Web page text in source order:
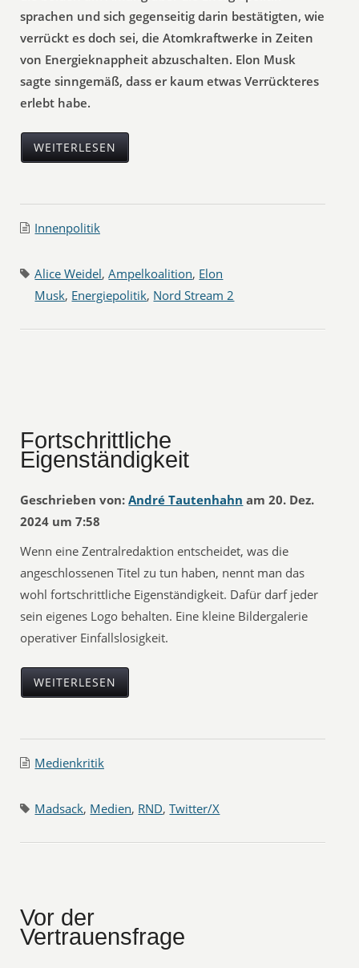
sprachen und sich gegenseitig darin bestätigten, wie
verrückt es doch sei, die Atomkraftwerke in Zeiten
von Energieknappheit abzuschalten. Elon Musk
sagte sinngemäß, dass er kaum etwas Verrückteres
erlebt habe.
WEITERLESEN
Innenpolitik
Alice Weidel,Ampelkoalition, Elon
Musk, Energiepolitik, Nord Stream 2
Fortschrittliche
Eigenständigkeit
Geschrieben von: André Tautenhahn am 20. Dez.
2024 um 7:58
Wenn eine Zentralredaktion entscheidet, was die
angeschlossenen Titel zu tun haben, nennt man das
wohl fortschrittliche Eigenständigkeit. Dafür darf jeder
sein eigenes Logo behalten. Eine kleine Bildergalerie
operativer Einfallslosigkeit.
WEITERLESEN
Medienkritik
Madsack, Medien, RND,Twitter/X
Vor der
Vertrauensfrage